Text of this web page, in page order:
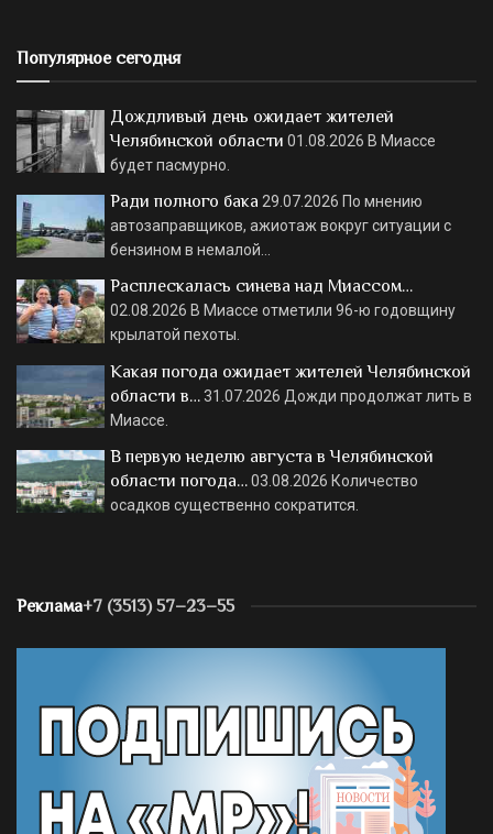
Популярное сегодня
Дождливый день ожидает жителей
Челябинской области 01.08.2026 В Миассе
будет пасмурно.
Ради полного бака 29.07.2026 По мнению
автозаправщиков, ажиотаж вокруг ситуации с
бензином в немалой…
Расплескалась синева над Миассом…
02.08.2026 В Миассе отметили 96-ю годовщину
крылатой пехоты.
Какая погода ожидает жителей Челябинской
области в…31.07.2026 Дожди продолжат лить в
Миассе.
В первую неделю августа в Челябинской
области погода…03.08.2026 Количество
осадков существенно сократится.
Реклама+7 (3513) 57–23–55